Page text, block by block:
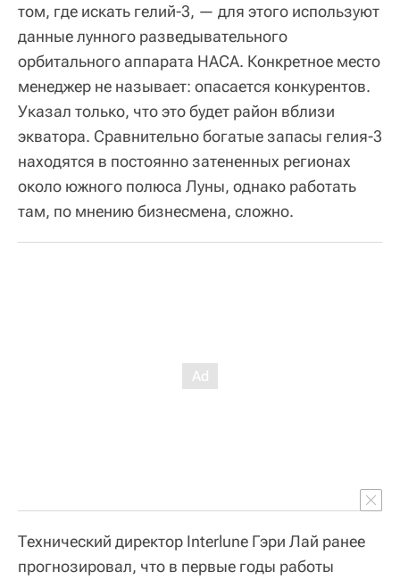
том, где искать гелий-3, — для этого используют
данные лунного разведывательного
орбитального аппарата НАСА. Конкретное место
менеджер не называет: опасается конкурентов.
Указал только, что это будет район вблизи
экватора. Сравнительно богатые запасы гелия-3
находятся в постоянно затененных регионах
около южного полюса Луны, однако работать
там, по мнению бизнесмена, сложно.
Технический директор Interlune Гэри Лай ранее
прогнозировал, что в первые годы работы